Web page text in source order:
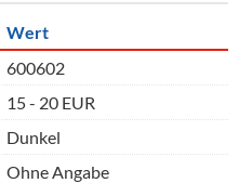
Wert
600602
15 - 20 EUR
Dunkel
Ohne Angabe